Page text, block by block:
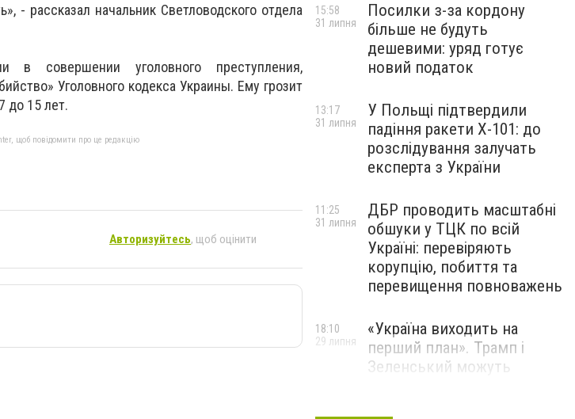
- рассказал начальник Светловодского отдела
в совершении уголовного преступления,
Уголовного кодекса Украины. Ему грозит
до 15 лет.
щоб повідомити про це редакцію
Авторизуйтесь, щоб оцінити
Посилки з-за кордону
більше не будуть
дешевими: уряд готує
новий податок
15:58
31 липня
У Польщі підтвердили
падіння ракети Х-101: до
розслідування залучать
експерта з України
13:17
31 липня
ДБР проводить масштабні
обшуки у ТЦК по всій
Україні: перевіряють
корупцію, побиття та
перевищення повноважень
11:25
31 липня
«Україна виходить на
перший план». Трамп і
Зеленський можуть
18:10
29 липня